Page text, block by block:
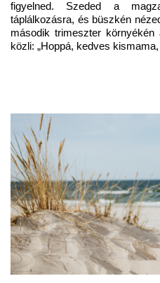
figyelned. Szeded a
táplálkozásra, és büszkén
második trimeszter
közli: „Hoppá, kedves